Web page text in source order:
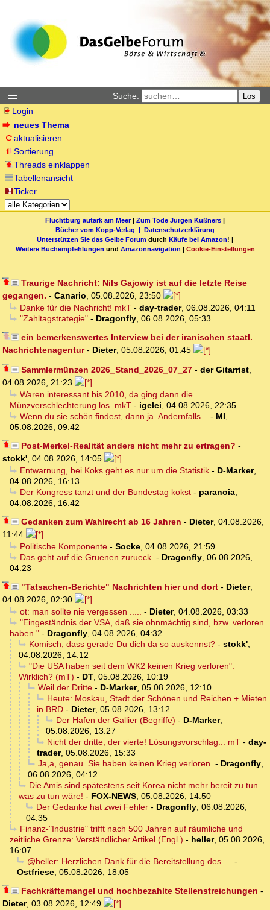
Suche: Los
Login
neues Thema
aktualisieren
Sortierung
Threads einklappen
Tabellenansicht
Ticker
Fluchtburg autark am Meer| Zum Tode Jürgen Küßners |
Bücher vom Kopp-Verlag | Datenschutzerklärung
Unterstützen Sie das Gelbe Forum durch Käufe bei Amazon! |
Weitere Buchempfehlungen und Amazonnavigation | Cookie-Einstellungen
Traurige Nachricht: Nils Gajowiy ist auf die letzte Reise
gegangen. - Canario, 05.08.2026, 23:50
Danke für die Nachricht! mkT- day-trader, 06.08.2026, 04:11
"Zahltagstrategie"- Dragonfly, 06.08.2026, 05:33
ein bemerkenswertes Interview bei der iranischen staatl.
Nachrichtenagentur- Dieter, 05.08.2026, 01:45
Sammlermünzen 2026_Stand_2026_07_27- der Gitarrist,
04.08.2026, 21:23
Waren interessant bis 2010, da ging dann die
Münzverschlechterung los. mkT - igelei, 04.08.2026, 22:35
Wenn du sie schön findest, dann ja. Andernfalls... - MI,
05.08.2026, 09:42
Post-Merkel-Realität anders nicht mehr zu ertragen? -
stokk', 04.08.2026, 14:05
Entwarnung, bei Koks geht es nur um die Statistik- D-Marker,
04.08.2026, 16:13
Der Kongress tanzt und der Bundestag kokst- paranoia,
04.08.2026, 16:42
Gedanken zum Wahlrecht ab 16 Jahren - Dieter, 04.08.2026,
11:44
Politische Komponente- Socke, 04.08.2026, 21:59
Das geht auf die Gruenen zurueck. - Dragonfly, 06.08.2026,
04:23
"Tatsachen-Berichte" Nachrichten hier und dort- Dieter,
04.08.2026, 02:30
ot: man sollte nie vergessen ..... - Dieter, 04.08.2026, 03:33
"Eingeständnis der VSA, daß sie ohnmächtig sind, bzw. verloren
haben." - Dragonfly, 04.08.2026, 04:32
Komisch, dass gerade Du dich da so auskennst?- stokk',
04.08.2026, 14:12
"Die USA haben seit dem WK2 keinen Krieg verloren".
Wirklich? (mT) - DT, 05.08.2026, 10:19
Weil der Dritte- D-Marker, 05.08.2026, 12:10
Heute: Moskau, Stadt der Schönen und Reichen + Mieten
in BRD - Dieter, 05.08.2026, 13:12
Der Hafen der Gallier (Begriffe) - D-Marker,
05.08.2026, 13:27
Nicht der dritte, der vierte! Lösungsvorschlag... mT- day-
trader, 05.08.2026, 15:33
Ja,a, genau. Sie haben keinen Krieg verloren. - Dragonfly,
06.08.2026, 04:12
Die Amis sind spätestens seit Korea nicht mehr bereit zu tun
was zu tun wäre! - FOX-NEWS, 05.08.2026, 14:50
Der Gedanke hat zwei Fehler- Dragonfly, 06.08.2026,
04:35
Finanz-"Industrie" trifft nach 500 Jahren auf räumliche und
zeitliche Grenze: Verständlicher Artikel (Engl.) - heller, 05.08.2026,
16:07
@heller: Herzlichen Dank für die Bereitstellung des … -
Ostfriese, 05.08.2026, 18:05
Fachkräftemangel und hochbezahlte Stellenstreichungen -
Dieter, 03.08.2026, 12:49